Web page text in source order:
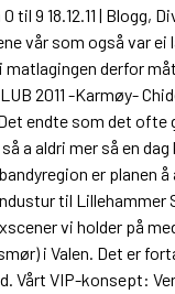
9 18.12.11 | Blogg,
vår som også var
derfor
2011 -Karmøy-
endte som det
a aldri mer så en
er planen
til
vi holder på
i Valen. Det er
Vårt VIP-konsept: